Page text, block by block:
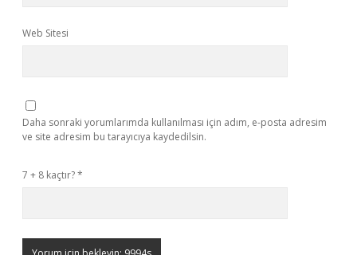
Web Sitesi
Daha sonraki yorumlarımda kullanılması için adım, e-posta adresim
ve site adresim bu tarayıcıya kaydedilsin.
7 + 8 kaçtır?*